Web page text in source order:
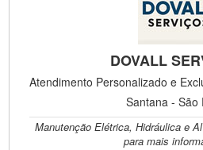
DOVALL
Atendimento Personalizado e
Santana - São
Manutenção Elétrica, Hidráulica e
para mais